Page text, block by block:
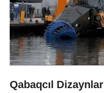
Qabaqcıl Dizaynlar